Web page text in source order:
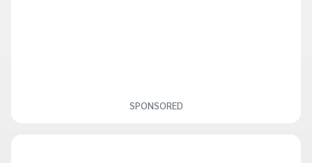
SPONSORED